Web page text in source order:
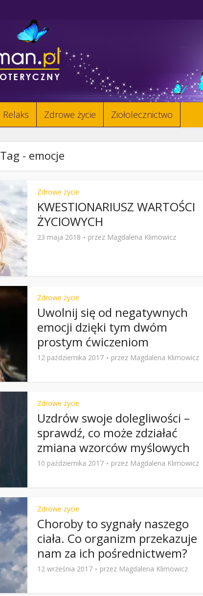
Relaks Zdrowe życie Ziołolecznictwo
Tag - emocje
Zdrowe życie
KWESTIONARIUSZ WARTOŚCI
ŻYCIOWYCH
23 maja 2018 przez Magdalena Klimowicz
Zdrowe życie
Uwolnij się od negatywnych
emocji dzięki tym dwóm
prostym ćwiczeniom
12 października 2017 przez Magdalena Klimowicz
Zdrowe życie
Uzdrów swoje dolegliwości –
sprawdź, co może zdziałać
zmiana wzorców myślowych
10 października 2017 przez Magdalena Klimowicz
Zdrowe życie
Choroby to sygnały naszego
ciała. Co organizm przekazuje
nam za ich pośrednictwem?
12 września 2017 przez Magdalena Klimowicz